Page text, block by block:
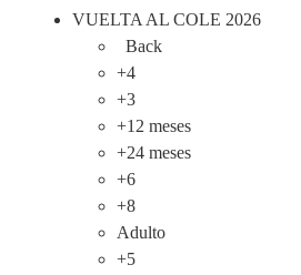
VUELTA AL COLE 2026
Back
+4
+3
+12 meses
+24 meses
+6
+8
Adulto
+5